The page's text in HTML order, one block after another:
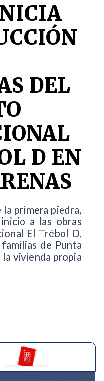
DEL
D EN
primera piedra,
a las obras
El Trébol D,
de Punta
la vivienda propia